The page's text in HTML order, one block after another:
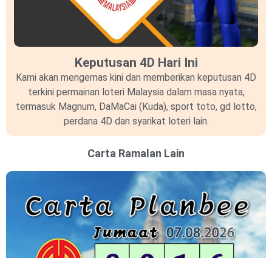
Keputusan 4D Hari Ini
Kami akan mengemas kini dan memberikan keputusan 4D
terkini permainan loteri Malaysia dalam masa nyata,
termasuk Magnum, DaMaCai (Kuda), sport toto, gd lotto,
perdana 4D dan syarikat loteri lain.
Carta Ramalan Lain